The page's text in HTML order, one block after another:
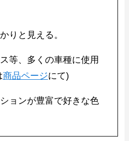
りと見える。
等、多くの車種に使用
商品ページにて)
ョンが豊富で好きな色